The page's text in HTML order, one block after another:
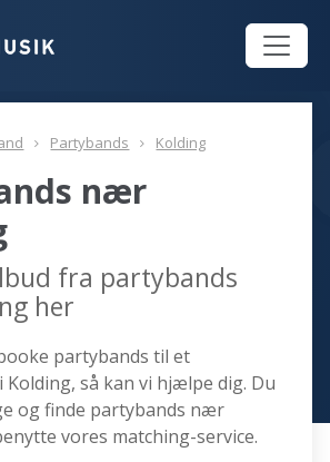
Partybands Kolding
nær
fra partybands
her
partybands til et
så kan vi hjælpe dig. Du
og finde partybands nær
vores matching-service.